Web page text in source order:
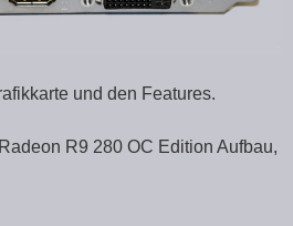
und den Features.
R9 280 OC Edition Aufbau,